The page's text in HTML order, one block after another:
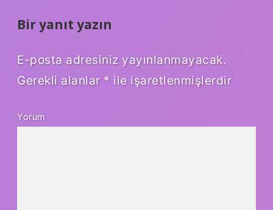
Bir yanıt yazın
E-posta adresiniz yayınlanmayacak.
Gerekli alanlar * ile işaretlenmişlerdir
Yorum